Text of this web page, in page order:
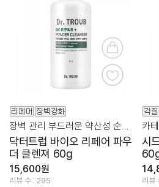
닥터트럽 바이오 리페어 파우
더 클렌져 60g
15,600원
리뷰 수 : 295
시
리뷰